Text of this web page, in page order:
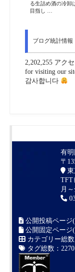
る生詰め酒の冷卸
目指し …
ブログ統計情報
2,202,255 アク
for visiting our
감사합니다
有
〒
東
TFT
月
公開投稿ページ
公開固定ページ
カテゴリー総
タグ総数：2270